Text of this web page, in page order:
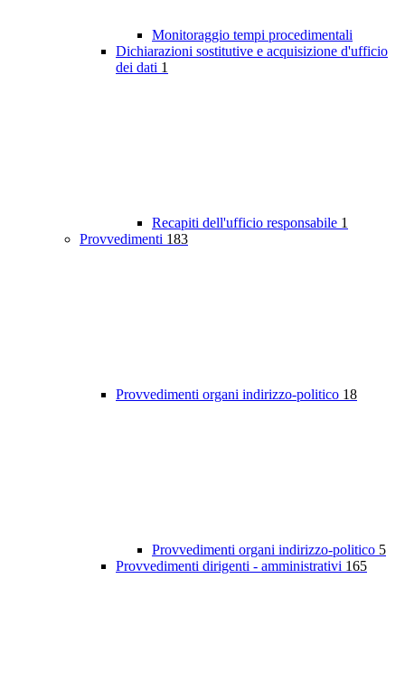
Monitoraggio tempi procedimentali
Dichiarazioni sostitutive e acquisizione d'ufficio
dei dati 1
Recapiti dell'ufficio responsabile 1
Provvedimenti 183
Provvedimenti organi indirizzo-politico 18
Provvedimenti organi indirizzo-politico 5
Provvedimenti dirigenti - amministrativi 165